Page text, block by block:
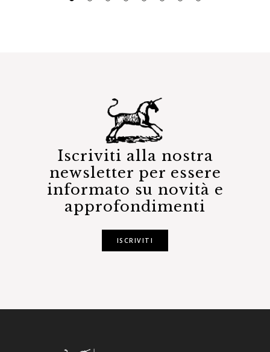
Iscriviti alla nostra
newsletter per essere
informato su novità e
approfondimenti
ISCRIVITI